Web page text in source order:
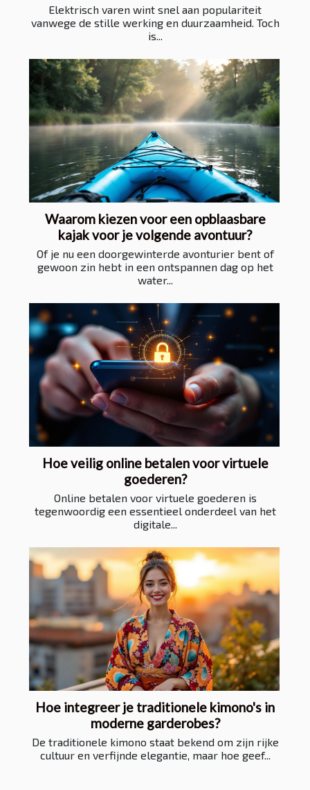
Elektrisch varen wint snel aan populariteit
vanwege de stille werking en duurzaamheid. Toch
is...
Waarom kiezen voor een opblaasbare
kajak voor je volgende avontuur?
Of je nu een doorgewinterde avonturier bent of
gewoon zin hebt in een ontspannen dag op het
water...
Hoe veilig online betalen voor virtuele
goederen?
Online betalen voor virtuele goederen is
tegenwoordig een essentieel onderdeel van het
digitale...
Hoe integreer je traditionele kimono's in
moderne garderobes?
De traditionele kimono staat bekend om zijn rijke
cultuur en verfijnde elegantie, maar hoe geef...